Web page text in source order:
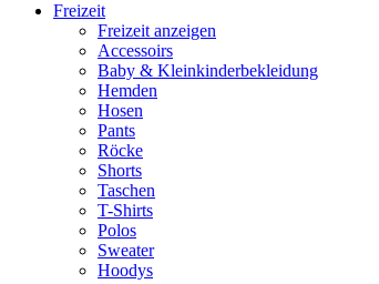
Freizeit
Freizeit anzeigen
Accessoirs
Baby & Kleinkinderbekleidung
Hemden
Hosen
Pants
Röcke
Shorts
Taschen
T-Shirts
Polos
Sweater
Hoodys